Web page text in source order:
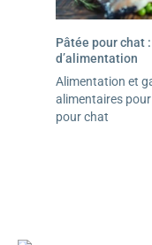
Pâtée pour chat
d’alimentation
Alimentation et
alimentaires
pour chat